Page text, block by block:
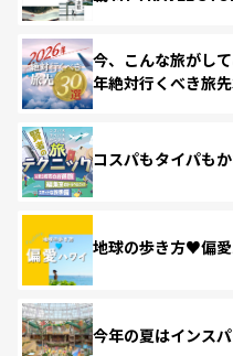
今、こんな旅がし
年絶対行くべき旅
コスパもタイパも
地球の歩き方♥偏
今年の夏はインスパ